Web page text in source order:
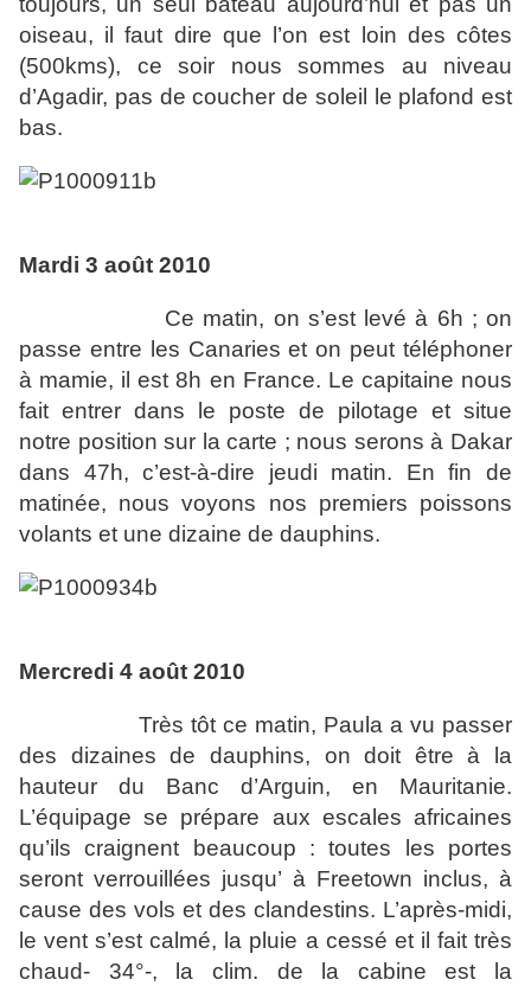
oiseau, il faut dire que l’on est loin des côtes
(500kms), ce soir nous sommes au niveau
d’Agadir, pas de coucher de soleil le plafond est
bas.
Mardi 3 août 2010
Ce matin, on s’est levé à 6h ; on
passe entre les Canaries et on peut téléphoner
à mamie, il est 8h en France. Le capitaine nous
fait entrer dans le poste de pilotage et situe
notre position sur la carte ; nous serons à Dakar
dans 47h, c’est-à-dire jeudi matin. En fin de
matinée, nous voyons nos premiers poissons
volants et une dizaine de dauphins.
Mercredi 4 août 2010
Très tôt ce matin, Paula a vu passer
des dizaines de dauphins, on doit être à la
hauteur du Banc d’Arguin, en Mauritanie.
L’équipage se prépare aux escales africaines
qu’ils craignent beaucoup : toutes les portes
seront verrouillées jusqu’ à Freetown inclus, à
cause des vols et des clandestins. L’après-midi,
le vent s’est calmé, la pluie a cessé et il fait très
chaud- 34°-, la clim. de la cabine est la